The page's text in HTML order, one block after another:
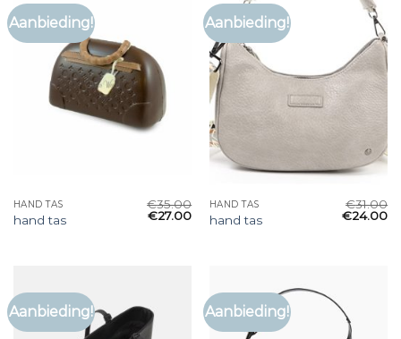
Aanbieding!
HAND TAS
hand tas
€35.00
€27.00
Aanbieding!
HAND TAS
hand tas
€31.00
€24.00
Aanbieding! Aanbieding!